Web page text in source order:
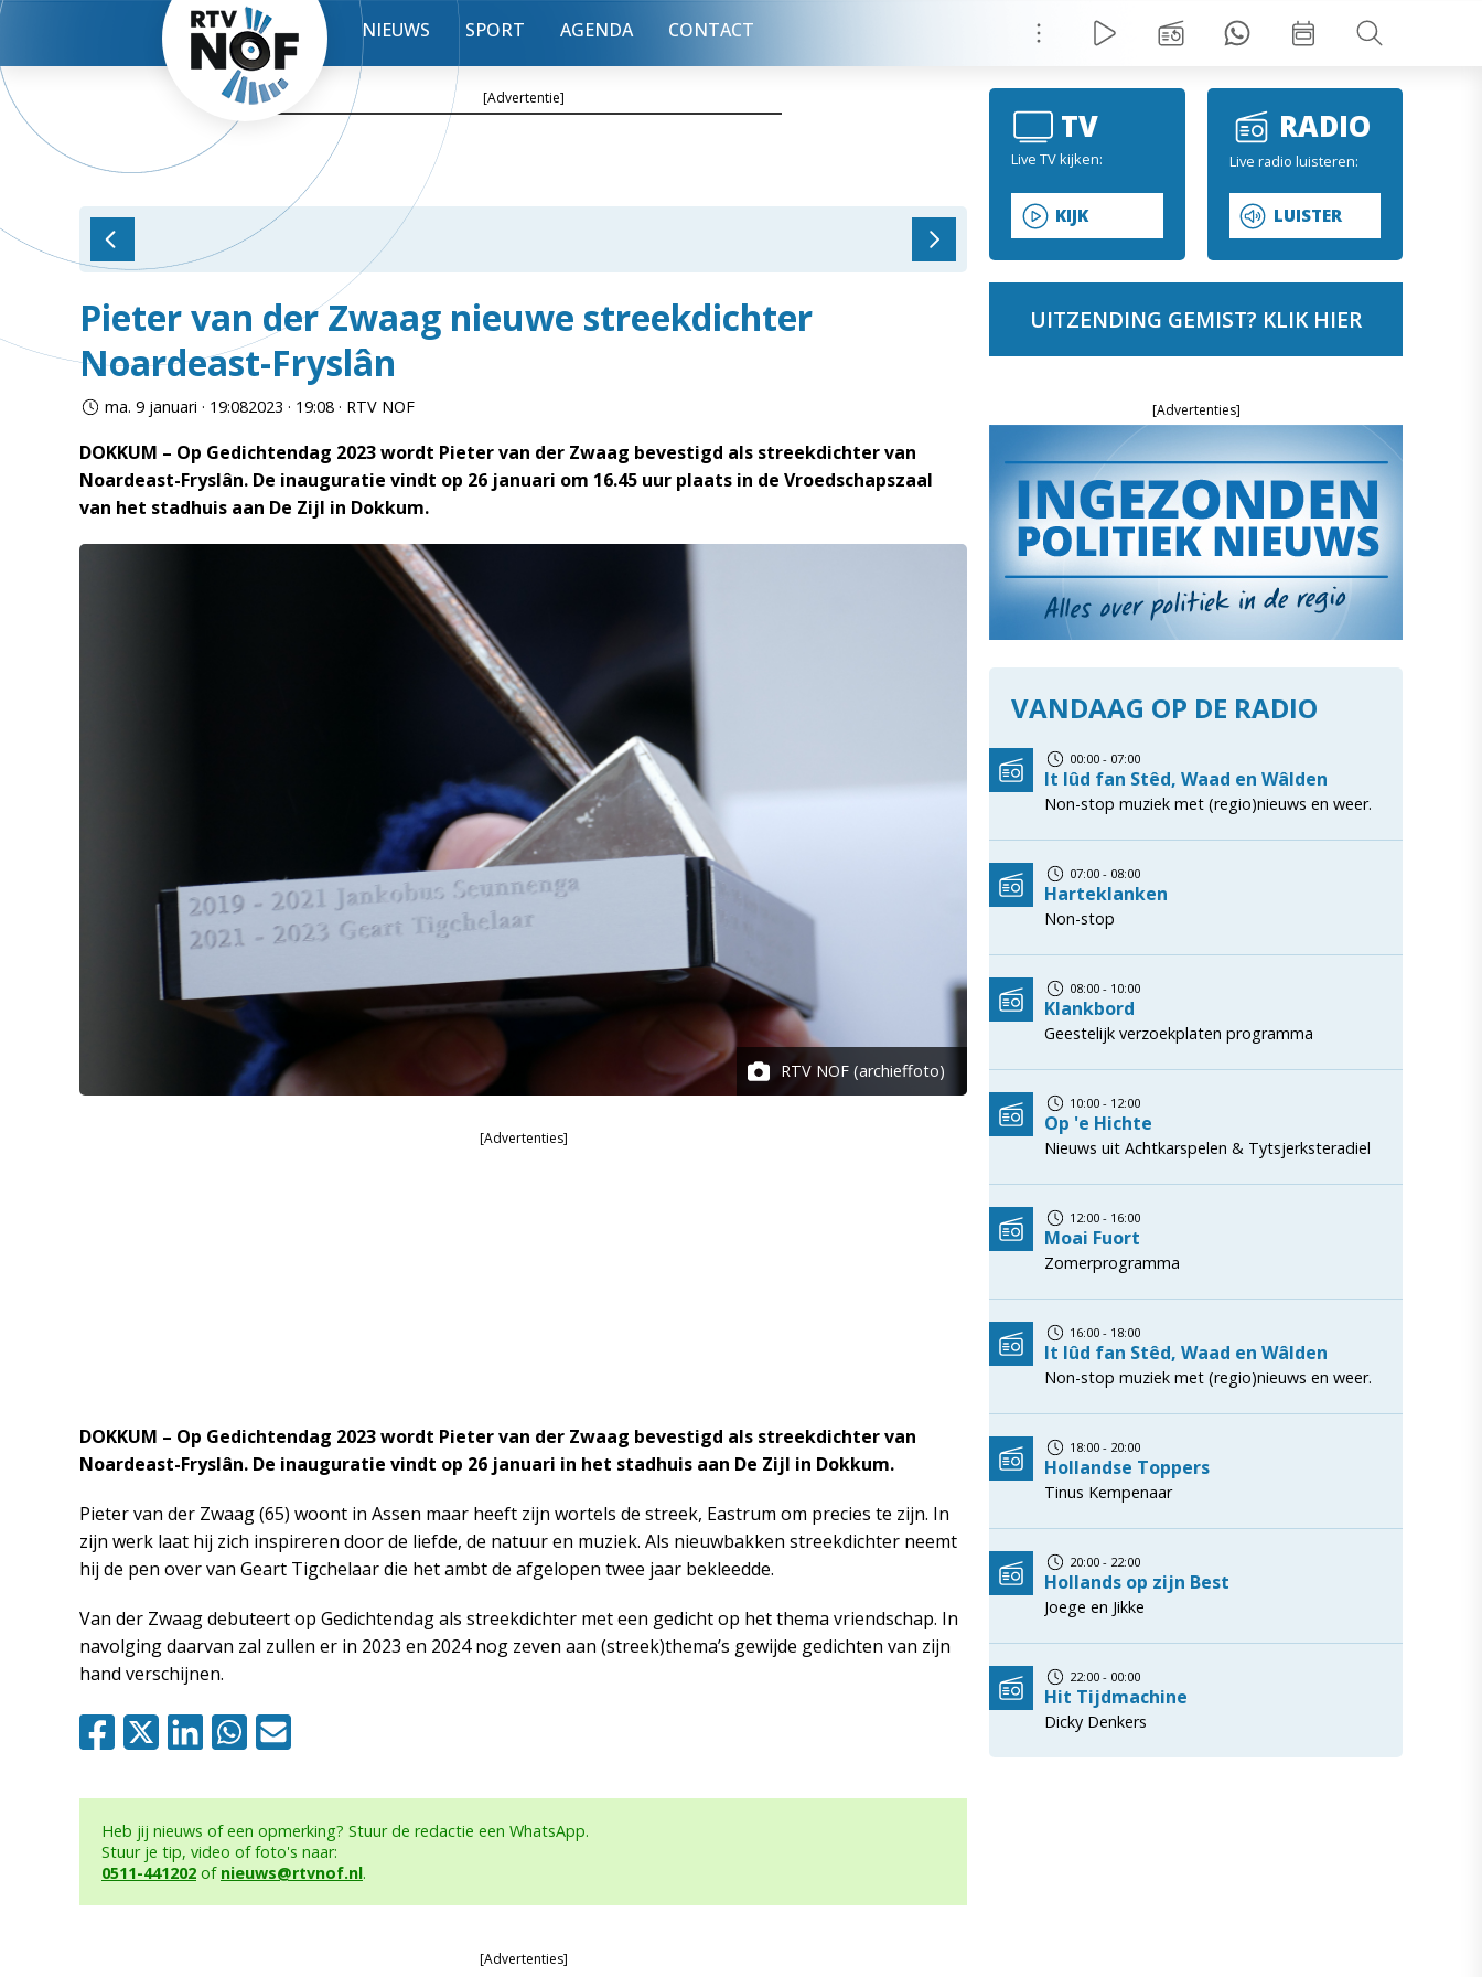
NIEUWS SPORT AGENDA CONTACT
[Advertentie]
Pieter van der Zwaag nieuwe streekdichter
Noardeast-Fryslân
ma. 9 januari · 19:082023 · 19:08 · RTV NOF
DOKKUM – Op Gedichtendag 2023 wordt Pieter van der Zwaag bevestigd als streekdichter van
Noardeast-Fryslân. De inauguratie vindt op 26 januari om 16.45 uur plaats in de Vroedschapszaal
van het stadhuis aan De Zijl in Dokkum.
RTV NOF (archieffoto)
[Advertenties]
DOKKUM – Op Gedichtendag 2023 wordt Pieter van der Zwaag bevestigd als streekdichter van
Noardeast-Fryslân. De inauguratie vindt op 26 januari in het stadhuis aan De Zijl in Dokkum.
Pieter van der Zwaag (65) woont in Assen maar heeft zijn wortels de streek, Eastrum om precies te zijn. In
zijn werk laat hij zich inspireren door de liefde, de natuur en muziek. Als nieuwbakken streekdichter neemt
hij de pen over van Geart Tigchelaar die het ambt de afgelopen twee jaar bekleedde.
Van der Zwaag debuteert op Gedichtendag als streekdichter met een gedicht op het thema vriendschap. In
navolging daarvan zal zullen er in 2023 en 2024 nog zeven aan (streek)thema’s gewijde gedichten van zijn
hand verschijnen.
Heb jij nieuws of een opmerking? Stuur de redactie een WhatsApp.
Stuur je tip, video of foto's naar:
0511-441202 of nieuws@rtvnof.nl.
[Advertenties]
TV
Live TV kijken:
KIJK
RADIO
Live radio luisteren:
LUISTER
UITZENDING GEMIST? KLIK HIER
[Advertenties]
VANDAAG OP DE RADIO
00:00 - 07:00
It lûd fan Stêd, Waad en Wâlden
Non-stop muziek met (regio)nieuws en weer.
07:00 - 08:00
Harteklanken
Non-stop
08:00 - 10:00
Klankbord
Geestelijk verzoekplaten programma
10:00 - 12:00
Op 'e Hichte
Nieuws uit Achtkarspelen & Tytsjerksteradiel
12:00 - 16:00
Moai Fuort
Zomerprogramma
16:00 - 18:00
It lûd fan Stêd, Waad en Wâlden
Non-stop muziek met (regio)nieuws en weer.
18:00 - 20:00
Hollandse Toppers
Tinus Kempenaar
20:00 - 22:00
Hollands op zijn Best
Joege en Jikke
22:00 - 00:00
Hit Tijdmachine
Dicky Denkers